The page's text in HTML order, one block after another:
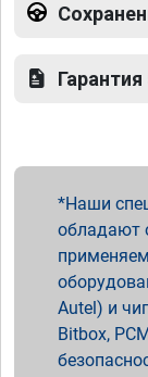
Гарантия
Наши
обладают
Autel) и
Bitbox,